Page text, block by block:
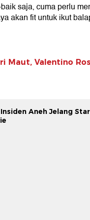
saja, cuma perlu
akan fit untuk ikut
Maut, Valentino
Aneh Jelang